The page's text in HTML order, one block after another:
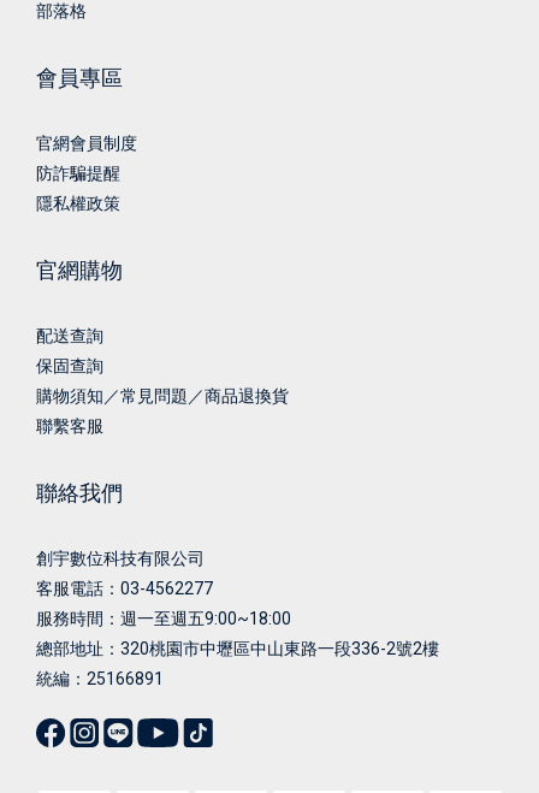
部落格
會員專區
官網會員制度
防詐騙提醒
隱私權政策
官網購物
配送查詢
保固查詢
購物須知／常見問題／商品退換貨
聯繫客服
聯絡我們
創宇數位科技有限公司
客服電話：03-4562277
服務時間：週一至週五9:00~18:00
總部地址： 320桃園市中壢區中山東路一段336-2號2樓
統編：25166891